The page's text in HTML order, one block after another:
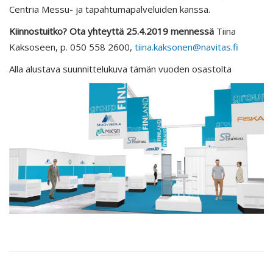
Centria Messu- ja tapahtumapalveluiden kanssa.
Kiinnostuitko? Ota yhteyttä 25.4.2019 mennessä Tiina
Kaksoseen, p. 050 558 2600, tiina.kaksonen@navitas.fi
Alla alustava suunnittelukuva tämän vuoden osastolta